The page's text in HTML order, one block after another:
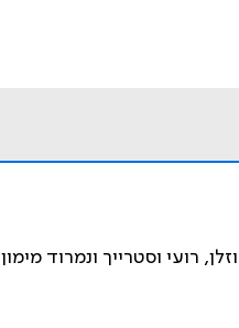
רועי וסטרייך ונמרוד מימון